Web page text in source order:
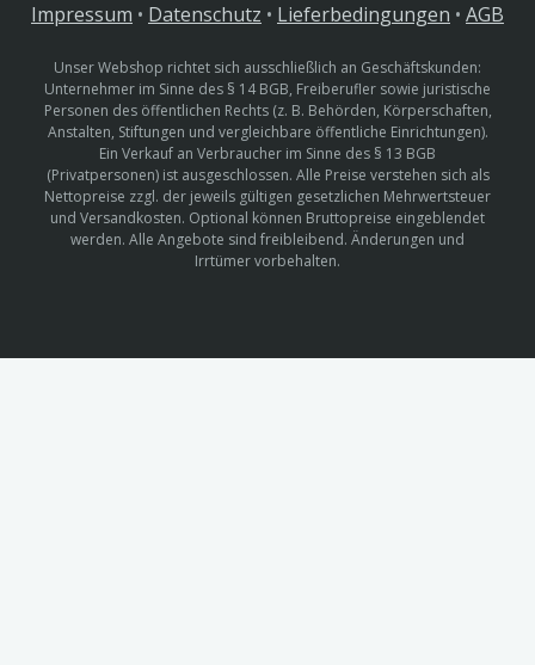
Impressum • Datenschutz • Lieferbedingungen • AGB
Unser Webshop richtet sich ausschließlich an Geschäftskunden:
Unternehmer im Sinne des § 14 BGB, Freiberufler sowie juristische
Personen des öffentlichen Rechts (z. B. Behörden, Körperschaften,
Anstalten, Stiftungen und vergleichbare öffentliche Einrichtungen).
Ein Verkauf an Verbraucher im Sinne des § 13 BGB
(Privatpersonen) ist ausgeschlossen. Alle Preise verstehen sich als
Nettopreise zzgl. der jeweils gültigen gesetzlichen Mehrwertsteuer
und Versandkosten. Optional können Bruttopreise eingeblendet
werden. Alle Angebote sind freibleibend. Änderungen und
Irrtümer vorbehalten.